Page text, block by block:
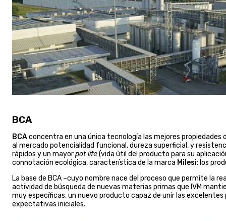
BCA
BCAconcentra en una única tecnología las mejores propiedades
al mercado potencialidad funcional, dureza superficial, y
rápidos y un mayorpot life(vida útil del producto para su
connotación ecológica, característica de la marca Milesi: los
La base de BCA –cuyo nombre nace del proceso que permite la
actividad de búsqueda de nuevas materias primas que IVM
muy específicas, un nuevo producto capaz de unir las
expectativas iniciales.